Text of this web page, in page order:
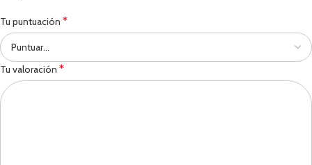
Tu puntuación *
Tu valoración *